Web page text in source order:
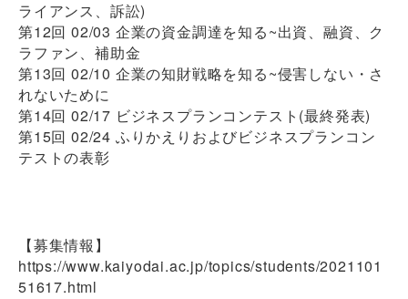
ライアンス、訴訟)
第12回 02/03 企業の資金調達を知る~出資、融資、ク
ラファン、補助金
第13回 02/10 企業の知財戦略を知る~侵害しない・さ
れないために
第14回 02/17 ビジネスプランコンテスト(最終発表)
第15回 02/24 ふりかえりおよびビジネスプランコン
テストの表彰
【募集情報】
https://www.kaiyodai.ac.jp/topics/students/2021101
51617.html